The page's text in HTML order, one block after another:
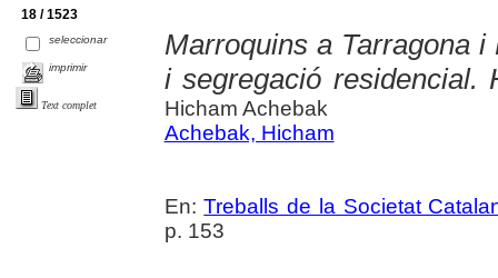
18 / 1523
seleccionar
imprimir
Text complet
Marroquins a Tarragona
i segregació residencial.
Hicham Achebak
Achebak, Hicham
En:Treballs de la Societat
p. 153